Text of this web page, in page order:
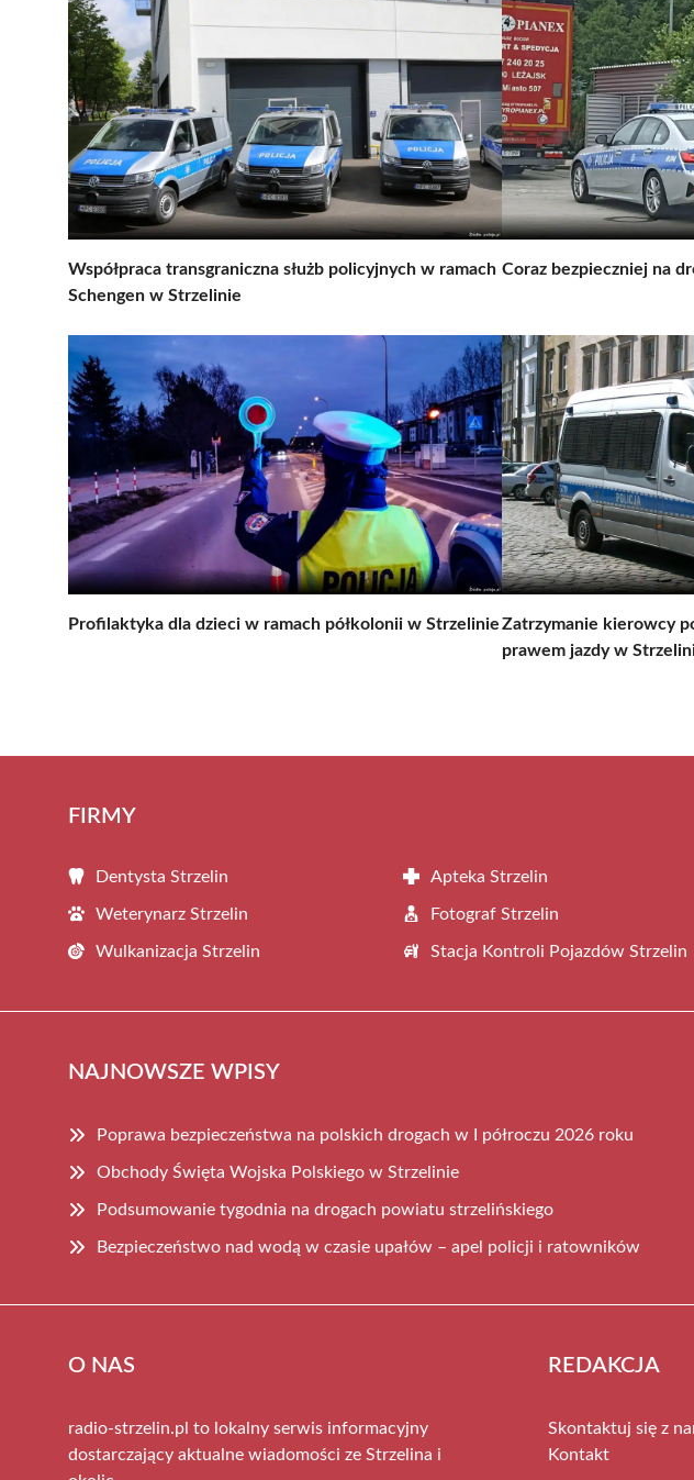
Współpraca transgraniczna służb policyjnych w ramach
Schengen w Strzelinie
Coraz bezpieczniej na
Profilaktyka dla dzieci w ramach półkolonii w StrzelinieZatrzymanie kierowcy
prawem jazdy w
FIRMY
Dentysta Strzelin Apteka Strzelin
Weterynarz Strzelin Fotograf Strzelin
Wulkanizacja Strzelin Stacja Kontroli Pojazdów Strzelin
NAJNOWSZE WPISY
Poprawa bezpieczeństwa na polskich drogach w I półroczu 2026 roku
Obchody Święta Wojska Polskiego w Strzelinie
Podsumowanie tygodnia na drogach powiatu strzelińskiego
Bezpieczeństwo nad wodą w czasie upałów – apel policji i ratowników
O NAS
radio-strzelin.pl to lokalny serwis informacyjny
dostarczający aktualne wiadomości ze Strzelina i
REDAKCJA
Skontaktuj się z
Kontakt